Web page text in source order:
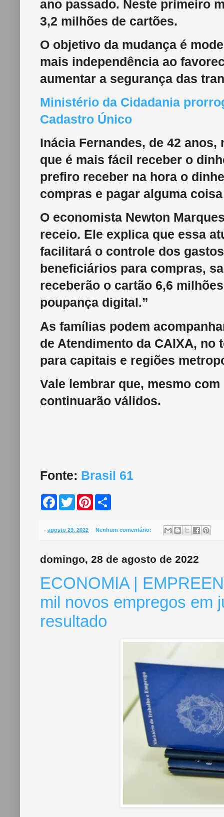
ano passado. Neste primeiro
3,2 milhões de cartões.
O objetivo da mudança é
mais independência ao
aumentar a segurança das
Ministério da Cidadania
Cadastro Único
Inácia Fernandes, de 42
que é mais fácil receber o
prefiro receber na hora o
compras e pagar alguma
O economista Newton
receio. Ele explica que essa
facilitará o controle dos
beneficiários para compras,
receberão o cartão 6,6
poupança digital.”
As famílias podem
de Atendimento da CAIXA, no
para capitais e regiões
Vale lembrar que, mesmo
continuarão válidos.
Fonte: Brasil 61
b
w
t
e
s
t
e
- agosto 29, 2022 Nenhum comentário:
domingo, 28 de agosto de 2022
ECONOMIA |
mil novos empregos em
resultado